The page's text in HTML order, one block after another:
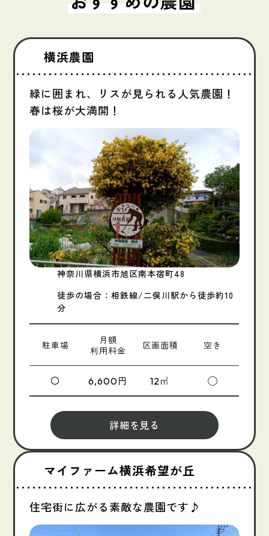
横浜農園
緑に囲まれ、リスが見られる人気農園！
春は桜が大満開！
神奈川県横浜市旭区南本宿町48
徒歩の場合：相鉄線/二俣川駅から徒歩約10
分
駐車場
月額
利用料金
区画面積 空き
〇 6,600円 12 ㎡ ◯
詳細を見る
マイファーム横浜希望が丘
住宅街に広がる素敵な農園です♪